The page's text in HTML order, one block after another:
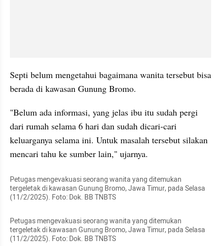
Septi belum mengetahui bagaimana wanita tersebut bisa
berada di kawasan Gunung Bromo.
"Belum ada informasi, yang jelas ibu itu sudah pergi
dari rumah selama 6 hari dan sudah dicari-cari
keluarganya selama ini. Untuk masalah tersebut silakan
mencari tahu ke sumber lain," ujarnya.
Petugas mengevakuasi seorang wanita yang ditemukan
tergeletak di kawasan Gunung Bromo, Jawa Timur, pada Selasa
(11/2/2025). Foto: Dok. BB TNBTS
Petugas mengevakuasi seorang wanita yang ditemukan
tergeletak di kawasan Gunung Bromo, Jawa Timur, pada Selasa
(11/2/2025). Foto: Dok. BB TNBTS